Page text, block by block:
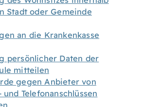
Stadt oder Gemeinde
an die Krankenkasse
persönlicher Daten der
mitteilen
gegen Anbieter von
Telefonanschlüssen